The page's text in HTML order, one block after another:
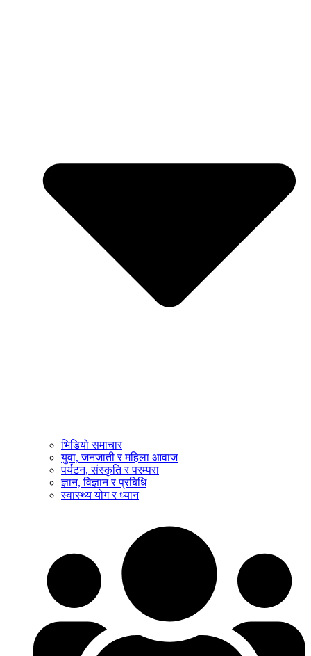
भिडियो समाचार
युवा, जनजाती र महिला आवाज
पर्यटन, संस्कृति र परम्परा
ज्ञान, विज्ञान र प्रबिधि
स्वास्थ्य योग र ध्यान